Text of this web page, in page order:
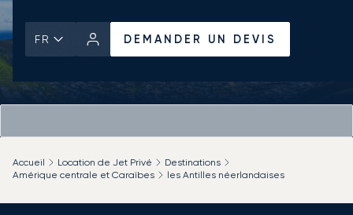
FR DEMANDER UN DEVIS
Accueil Location de Jet Privé
Destinations
Amérique centrale et Caraïbes
les Antilles néerlandaises